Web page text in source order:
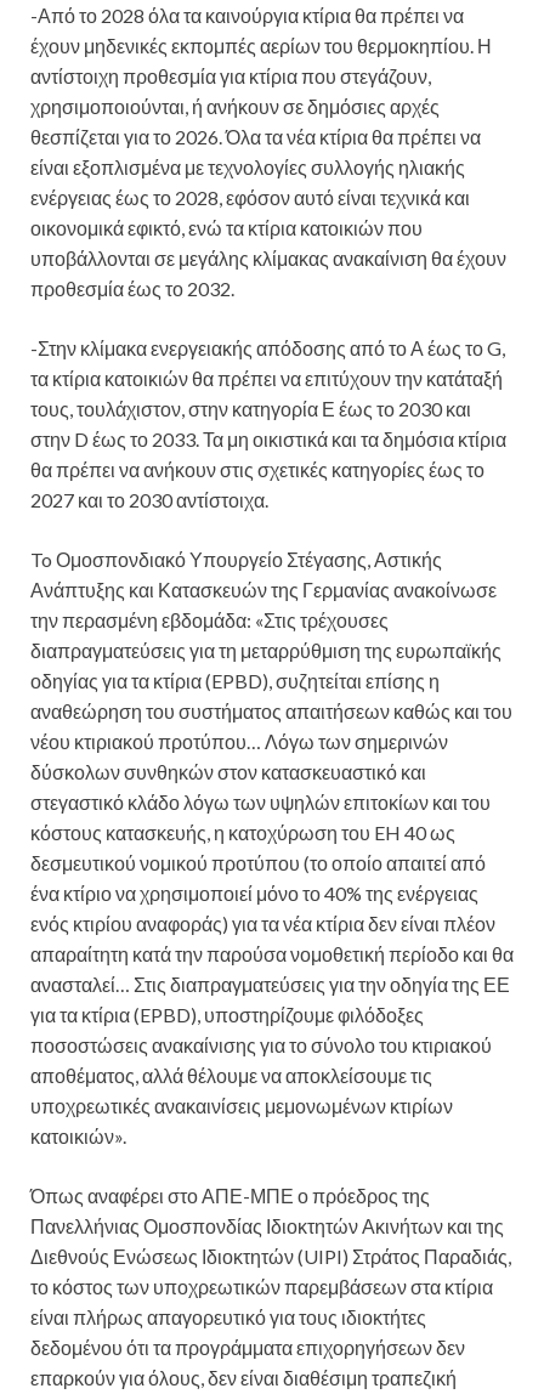
-Από το 2028 όλα τα καινούργια κτίρια θα πρέπει να
έχουν μηδενικές εκπομπές αερίων του θερμοκηπίου. Η
αντίστοιχη προθεσμία για κτίρια που στεγάζουν,
χρησιμοποιούνται, ή ανήκουν σε δημόσιες αρχές
θεσπίζεται για το 2026. Όλα τα νέα κτίρια θα πρέπει να
είναι εξοπλισμένα με τεχνολογίες συλλογής ηλιακής
ενέργειας έως το 2028, εφόσον αυτό είναι τεχνικά και
οικονομικά εφικτό, ενώ τα κτίρια κατοικιών που
υποβάλλονται σε μεγάλης κλίμακας ανακαίνιση θα έχουν
προθεσμία έως το 2032.
-Στην κλίμακα ενεργειακής απόδοσης από το Α έως το G,
τα κτίρια κατοικιών θα πρέπει να επιτύχουν την κατάταξή
τους, τουλάχιστον, στην κατηγορία Ε έως το 2030 και
στην D έως το 2033. Τα μη οικιστικά και τα δημόσια κτίρια
θα πρέπει να ανήκουν στις σχετικές κατηγορίες έως το
2027 και το 2030 αντίστοιχα.
To Ομοσπονδιακό Υπουργείο Στέγασης, Αστικής
Ανάπτυξης και Κατασκευών της Γερμανίας ανακοίνωσε
την περασμένη εβδομάδα: «Στις τρέχουσες
διαπραγματεύσεις για τη μεταρρύθμιση της ευρωπαϊκής
οδηγίας για τα κτίρια (EPBD), συζητείται επίσης η
αναθεώρηση του συστήματος απαιτήσεων καθώς και του
νέου κτιριακού προτύπου… Λόγω των σημερινών
δύσκολων συνθηκών στον κατασκευαστικό και
στεγαστικό κλάδο λόγω των υψηλών επιτοκίων και του
κόστους κατασκευής, η κατοχύρωση του EH 40 ως
δεσμευτικού νομικού προτύπου (το οποίο απαιτεί από
ένα κτίριο να χρησιμοποιεί μόνο το 40% της ενέργειας
ενός κτιρίου αναφοράς) για τα νέα κτίρια δεν είναι πλέον
απαραίτητη κατά την παρούσα νομοθετική περίοδο και θα
ανασταλεί… Στις διαπραγματεύσεις για την οδηγία της ΕΕ
για τα κτίρια (EPBD), υποστηρίζουμε φιλόδοξες
ποσοστώσεις ανακαίνισης για το σύνολο του κτιριακού
αποθέματος, αλλά θέλουμε να αποκλείσουμε τις
υποχρεωτικές ανακαινίσεις μεμονωμένων κτιρίων
κατοικιών».
Όπως αναφέρει στο ΑΠΕ-ΜΠΕ ο πρόεδρος της
Πανελλήνιας Ομοσπονδίας Ιδιοκτητών Ακινήτων και της
Διεθνούς Ενώσεως Ιδιοκτητών (UIPI) Στράτος Παραδιάς,
το κόστος των υποχρεωτικών παρεμβάσεων στα κτίρια
είναι πλήρως απαγορευτικό για τους ιδιοκτήτες
δεδομένου ότι τα προγράμματα επιχορηγήσεων δεν
επαρκούν για όλους, δεν είναι διαθέσιμη τραπεζική